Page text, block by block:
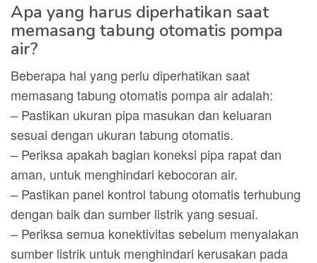
Apa yang harus diperhatikan saat
memasang tabung otomatis pompa
air?
Beberapa hal yang perlu diperhatikan saat
memasang tabung otomatis pompa air adalah:
– Pastikan ukuran pipa masukan dan keluaran
sesuai dengan ukuran tabung otomatis.
– Periksa apakah bagian koneksi pipa rapat dan
aman, untuk menghindari kebocoran air.
– Pastikan panel kontrol tabung otomatis terhubung
dengan baik dan sumber listrik yang sesuai.
– Periksa semua konektivitas sebelum menyalakan
sumber listrik untuk menghindari kerusakan pada